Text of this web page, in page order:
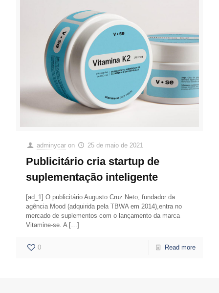
adminycar on 25 de maio de 2021
Publicitário cria startup de
suplementação inteligente
[ad_1] O publicitário Augusto Cruz Neto, fundador da
agência Mood (adquirida pela TBWA em 2014),entra no
mercado de suplementos com o lançamento da marca
Vitamine-se. A […]
0 Read more